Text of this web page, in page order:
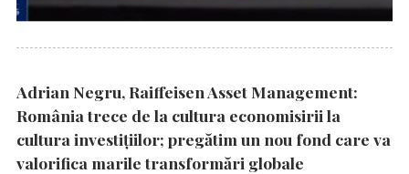
Adrian Negru, Raiffeisen Asset Management:
România trece de la cultura economisirii la
cultura investițiilor; pregătim un nou fond care va
valorifica marile transformări globale